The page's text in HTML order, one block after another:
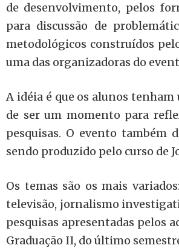
de desenvolvimento, pelos
para discussão de
metodológicos construídos
uma das organizadoras do
A idéia é que os alunos
de ser um momento para
pesquisas. O evento também
sendo produzido pelo curso de
Os temas são os mais
televisão, jornalismo
pesquisas apresentadas pelos
Graduação II, do último